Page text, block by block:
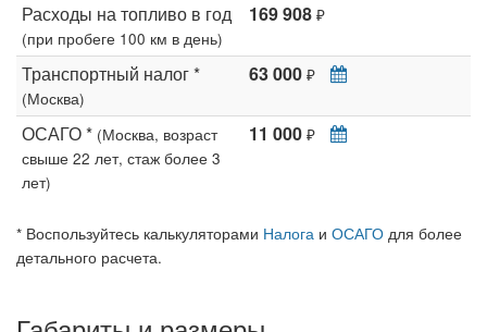
Расходы на топливо в год
(при пробеге 100 км в день)
169 908 ₽
Транспортный налог *
(Москва)
63 000 ₽
ОСАГО * (Москва, возраст
свыше 22 лет, стаж более 3
лет)
11 000 ₽
* Воспользуйтесь калькуляторами Налога и ОСАГО для более
детального расчета.